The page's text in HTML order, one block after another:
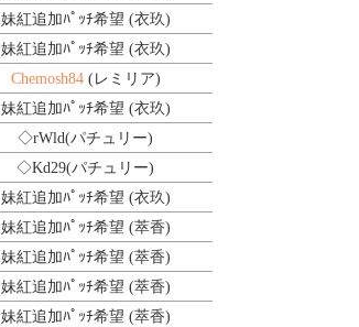
妹紅追加ﾊﾟｯﾁ希望 (衣玖)
妹紅追加ﾊﾟｯﾁ希望 (衣玖)
Chemosh84(レミリア)
妹紅追加ﾊﾟｯﾁ希望 (衣玖)
◇rWld(パチュリー)
◇Kd29(パチュリー)
妹紅追加ﾊﾟｯﾁ希望 (衣玖)
妹紅追加ﾊﾟｯﾁ希望 (萃香)
妹紅追加ﾊﾟｯﾁ希望 (萃香)
妹紅追加ﾊﾟｯﾁ希望 (萃香)
妹紅追加ﾊﾟｯﾁ希望 (萃香)